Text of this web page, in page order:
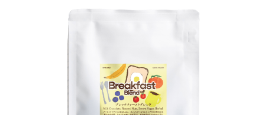
keyboard_arrow_right